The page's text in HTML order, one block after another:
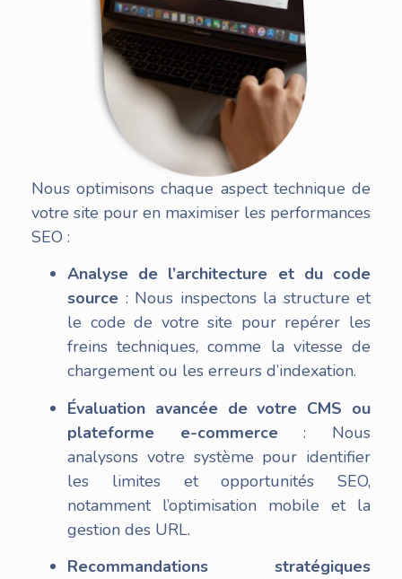
Nous optimisons chaque aspect technique de
votre site pour en maximiser les performances
SEO :
Analyse de l’architecture et du code
source : Nous inspectons la structure et
le code de votre site pour repérer les
freins techniques, comme la vitesse de
chargement ou les erreurs d’indexation.
Évaluation avancée de votre CMS ou
plateforme e-commerce: Nous
analysons votre système pour identifier
les limites et opportunités SEO,
notamment l’optimisation mobile et la
gestion des URL.
Recommandations stratégiques